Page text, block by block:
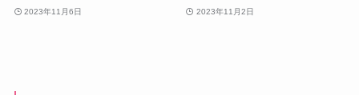
2023年11月6日 2023年11月2日